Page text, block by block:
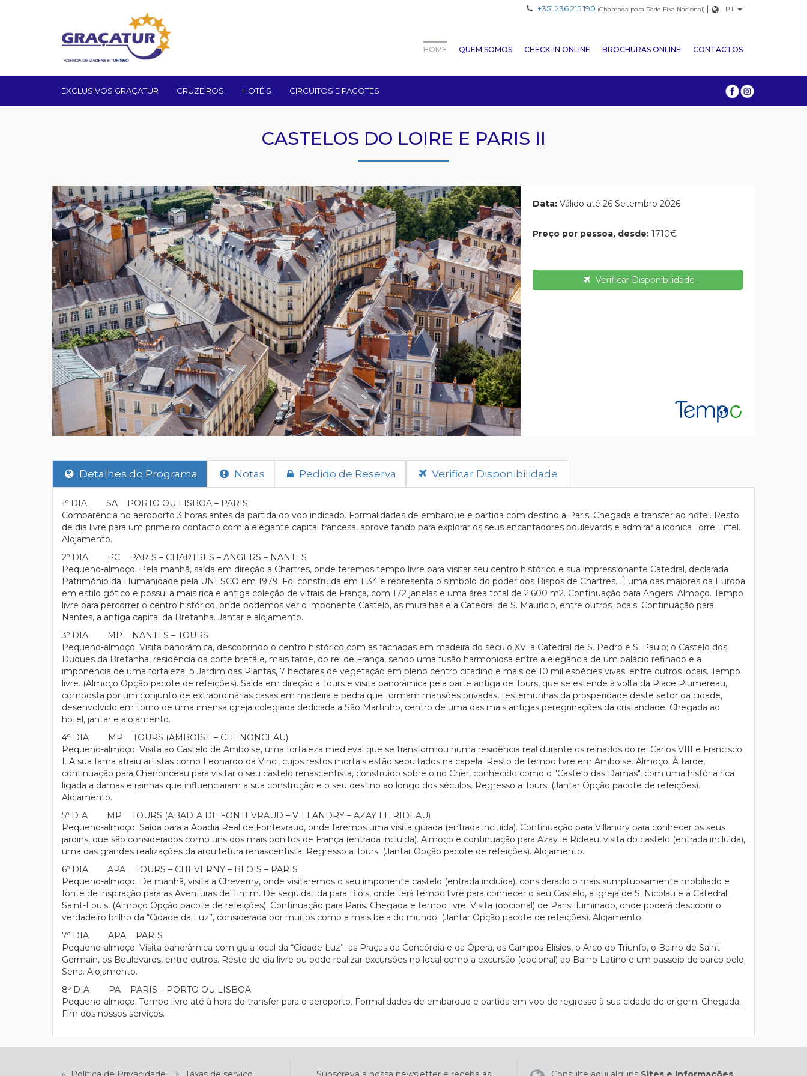
+351 236 215 190 (Chamada para Rede Fixa Nacional) | PT
HOME QUEM SOMOS CHECK-IN ONLINE BROCHURAS ONLINE CONTACTOS
EXCLUSIVOS GRAÇATUR CRUZEIROS HOTÉIS CIRCUITOS E PACOTES
CASTELOS DO LOIRE E PARIS II
Data: Válido até 26 Setembro 2026
Preço por pessoa, desde: 1710€
Verificar Disponibilidade
Detalhes do Programa Notas Pedido de Reserva Verificar Disponibilidade
1º DIA SA PORTO OU LISBOA – PARIS
Comparência no aeroporto 3 horas antes da partida do voo indicado. Formalidades de embarque e partida com destino a Paris. Chegada e transfer ao hotel. Resto
de dia livre para um primeiro contacto com a elegante capital francesa, aproveitando para explorar os seus encantadores boulevards e admirar a icónica Torre Eiffel.
Alojamento.
2º DIA PC PARIS – CHARTRES – ANGERS – NANTES
Pequeno-almoço. Pela manhã, saída em direção a Chartres, onde teremos tempo livre para visitar seu centro histórico e sua impressionante Catedral, declarada
Património da Humanidade pela UNESCO em 1979. Foi construída em 1134 e representa o símbolo do poder dos Bispos de Chartres. É uma das maiores da Europa
em estilo gótico e possui a mais rica e antiga coleção de vitrais de França, com 172 janelas e uma área total de 2.600 m2. Continuação para Angers. Almoço. Tempo
livre para percorrer o centro histórico, onde podemos ver o imponente Castelo, as muralhas e a Catedral de S. Maurício, entre outros locais. Continuação para
Nantes, a antiga capital da Bretanha. Jantar e alojamento.
3º DIA MP NANTES – TOURS
Pequeno-almoço. Visita panorâmica, descobrindo o centro histórico com as fachadas em madeira do século XV; a Catedral de S. Pedro e S. Paulo; o Castelo dos
Duques da Bretanha, residência da corte bretã e, mais tarde, do rei de França, sendo uma fusão harmoniosa entre a elegância de um palácio refinado e a
imponência de uma fortaleza; o Jardim das Plantas, 7 hectares de vegetação em pleno centro citadino e mais de 10 mil espécies vivas; entre outros locais. Tempo
livre. (Almoço Opção pacote de refeições). Saída em direção a Tours e visita panorâmica pela parte antiga de Tours, que se estende à volta da Place Plumereau,
composta por um conjunto de extraordinárias casas em madeira e pedra que formam mansões privadas, testemunhas da prosperidade deste setor da cidade,
desenvolvido em torno de uma imensa igreja colegiada dedicada a São Martinho, centro de uma das mais antigas peregrinações da cristandade. Chegada ao
hotel, jantar e alojamento.
4º DIA MP TOURS (AMBOISE – CHENONCEAU)
Pequeno-almoço. Visita ao Castelo de Amboise, uma fortaleza medieval que se transformou numa residência real durante os reinados do rei Carlos VIII e Francisco
I. A sua fama atraiu artistas como Leonardo da Vinci, cujos restos mortais estão sepultados na capela. Resto de tempo livre em Amboise. Almoço. À tarde,
continuação para Chenonceau para visitar o seu castelo renascentista, construído sobre o rio Cher, conhecido como o "Castelo das Damas", com uma história rica
ligada a damas e rainhas que influenciaram a sua construção e o seu destino ao longo dos séculos. Regresso a Tours. (Jantar Opção pacote de refeições).
Alojamento.
5º DIA MP TOURS (ABADIA DE FONTEVRAUD – VILLANDRY – AZAY LE RIDEAU)
Pequeno-almoço. Saída para a Abadia Real de Fontevraud, onde faremos uma visita guiada (entrada incluída). Continuação para Villandry para conhecer os seus
jardins, que são considerados como uns dos mais bonitos de França (entrada incluída). Almoço e continuação para Azay le Rideau, visita do castelo (entrada incluída),
uma das grandes realizações da arquitetura renascentista. Regresso a Tours. (Jantar Opção pacote de refeições). Alojamento.
6º DIA APA TOURS – CHEVERNY – BLOIS – PARIS
Pequeno-almoço. De manhã, visita a Cheverny, onde visitaremos o seu imponente castelo (entrada incluída), considerado o mais sumptuosamente mobiliado e
fonte de inspiração para as Aventuras de Tintim. De seguida, ida para Blois, onde terá tempo livre para conhecer o seu Castelo, a igreja de S. Nicolau e a Catedral
Saint-Louis. (Almoço Opção pacote de refeições). Continuação para Paris. Chegada e tempo livre. Visita (opcional) de Paris Iluminado, onde poderá descobrir o
verdadeiro brilho da “Cidade da Luz”, considerada por muitos como a mais bela do mundo. (Jantar Opção pacote de refeições). Alojamento.
7º DIA APA PARIS
Pequeno-almoço. Visita panorâmica com guia local da “Cidade Luz”: as Praças da Concórdia e da Ópera, os Campos Elísios, o Arco do Triunfo, o Bairro de Saint-
Germain, os Boulevards, entre outros. Resto de dia livre ou pode realizar excursões no local como a excursão (opcional) ao Bairro Latino e um passeio de barco pelo
Sena. Alojamento.
8º DIA PA PARIS – PORTO OU LISBOA
Pequeno-almoço. Tempo livre até à hora do transfer para o aeroporto. Formalidades de embarque e partida em voo de regresso à sua cidade de origem. Chegada.
Fim dos nossos serviços.